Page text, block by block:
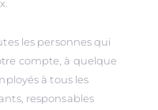
les personnes qui
compte, à quelque
à tous les
responsables